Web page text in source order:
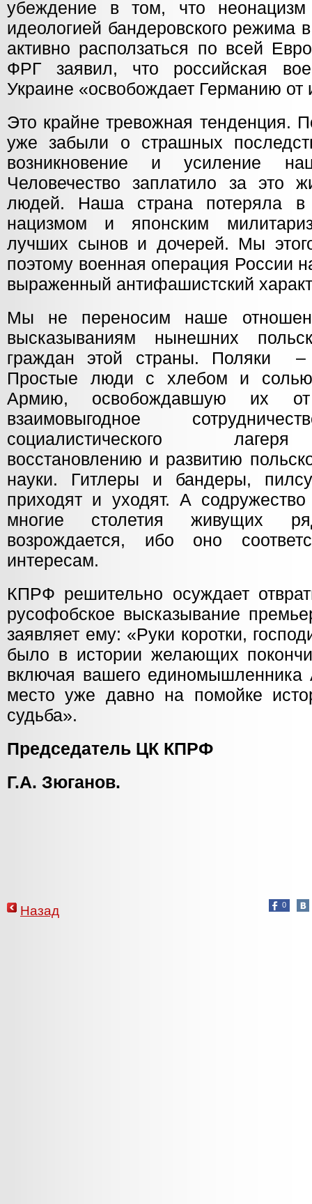
убеждение в том, что неонацизм
идеологией бандеровского режима
активно расползаться по всей
ФРГ заявил, что российская
Украине «освобождает Германию
Это крайне тревожная тенденция.
уже забыли о страшных
возникновение и усиление
Человечество заплатило за это
людей. Наша страна потеряла
нацизмом и японским
лучших сынов и дочерей. Мы
поэтому военная операция России
выраженный антифашистский
Мы не переносим наше
высказываниям нынешних
граждан этой страны. Поляки
Простые люди с хлебом и солью
Армию, освобождавшую их
взаимовыгодное
социалистического
восстановлению и развитию
науки. Гитлеры и бандеры,
приходят и уходят. А
многие столетия живущих
возрождается, ибо оно
интересам.
КПРФ решительно осуждает
русофобское высказывание
заявляет ему: «Руки коротки,
было в истории желающих
включая вашего
место уже давно на помойке
судьба».
Председатель
Г.А. Зюганов.
0
Назад